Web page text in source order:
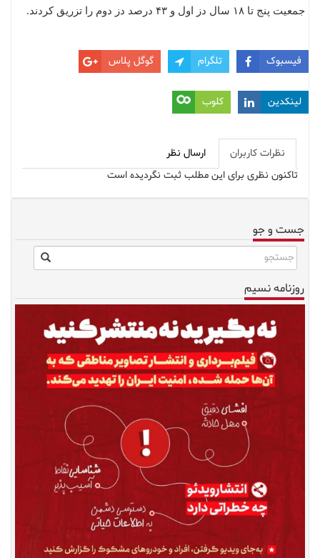
جمعیت پنج تا ۱۸ سال دز اول و ۴۳ درصد دز دوم را تزریق کردند.
فیسبوک تلگرام گوگل پلاس
لینکدین کلوب
نظرات کاربران
ارسال نظر
تاکنون نظری برای این مطلب ثبت نگردیده است
جست و جو
روزنامه نسیم